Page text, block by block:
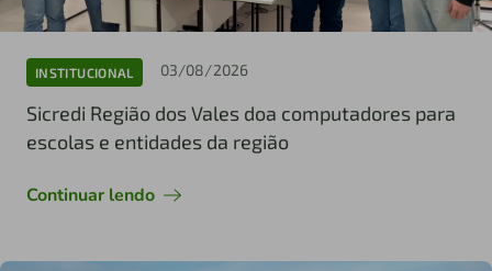
INSTITUCIONAL 03/08/2026
Sicredi Região dos Vales doa computadores para
escolas e entidades da região
Continuar lendo